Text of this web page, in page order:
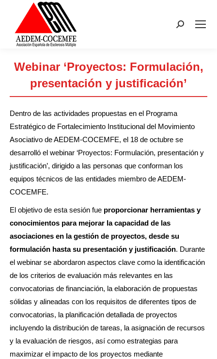
Buscar:
Webinar ‘Proyectos: Formulación,
presentación y justificación’
Estás aquí:
Dentro de las actividades propuestas en el Programa
Estratégico de Fortalecimiento Institucional del Movimiento
Asociativo de AEDEM-COCEMFE, el 18 de octubre se
desarrolló el webinar ‘Proyectos: Formulación, presentación y
justificación’, dirigido a las personas que conforman los
equipos técnicos de las entidades miembro de AEDEM-
COCEMFE.
El objetivo de esta sesión fue proporcionar herramientas y
conocimientos para mejorar la capacidad de las
asociaciones en la gestión de proyectos, desde su
formulación hasta su presentación y justificación. Durante
el webinar se abordaron aspectos clave como la identificación
de los criterios de evaluación más relevantes en las
convocatorias de financiación, la elaboración de propuestas
sólidas y alineadas con los requisitos de diferentes tipos de
convocatorias, la planificación detallada de proyectos
incluyendo la distribución de tareas, la asignación de recursos
y la evaluación de riesgos, así como estrategias para
maximizar el impacto de los proyectos mediante